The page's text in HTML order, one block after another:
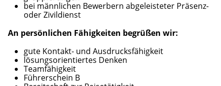
bei männlichen Be­werbern abgeleisteter Präsenz-
oder Zivildienst
An persönlichen Fähigkeiten begrüßen wir:
gute Kontakt- und Ausdrucks­fähigkeit
lösungsorientiertes Denken
Teamfähigkeit
Führerschein B